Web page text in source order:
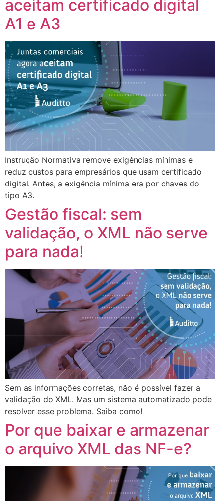
aceitam certificado digital
A1 e A3
Instrução Normativa remove exigências mínimas e
reduz custos para empresários que usam certificado
digital. Antes, a exigência mínima era por chaves do
tipo A3.
Gestão fiscal: sem
validação, o XML não serve
para nada!
Sem as informações corretas, não é possível fazer a
validação do XML. Mas um sistema automatizado pode
resolver esse problema. Saiba como!
Por que baixar e armazenar
o arquivo XML das NF-e?